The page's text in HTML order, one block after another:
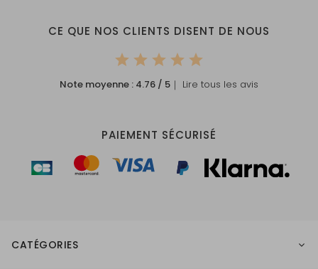
CE QUE NOS CLIENTS DISENT DE NOUS
Note moyenne : 4.76 / 5 ｜ Lire tous les avis
PAIEMENT SÉCURISÉ
CATÉGORIES